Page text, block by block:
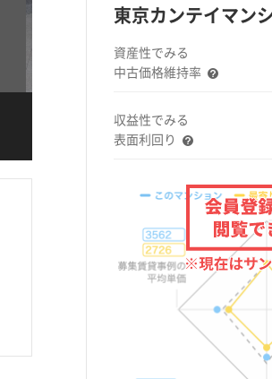
東京カンテイマン
資産性でみる
中古価格維持率
収益性でみる
表面利回り